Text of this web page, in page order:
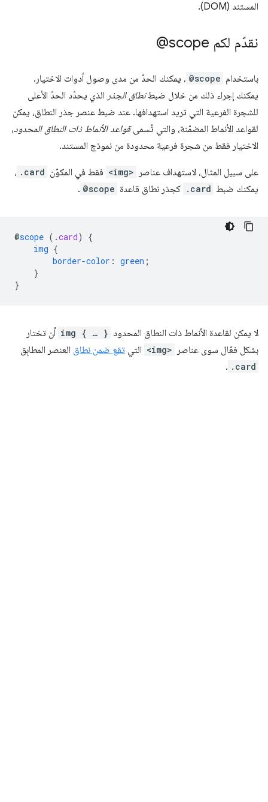
المستند (DOM).
نقدّم لكم ‎ @scope
باستخدام @scope ، يمكنك الحدّ من مدى وصول أدوات الاختيار.
يمكنك إجراء ذلك من خلال ضبطنطاق الجذر الذي يحدّد الحدّ الأعلى
للشجرة الفرعية التي تريد استهدافها. عند ضبط عنصر جذر النطاق، يمكن
لقواعد الأنماط المضمّنة، والتي تُسمىقواعد الأنماط ذات النطاق المحدود،
الاختيار فقط من شجرة فرعية محدودة من نموذج المستند.
على سبيل المثال، لاستهداف عناصر <img> فقط في المكوّن .card ،
يمكنك ضبط .card كجذر نطاق قاعدة @scope
.
@scope ( .card)
{
img {
border-color : green ;
}
}
لا يمكن لقاعدة الأنماط ذات النطاق المحدود img { … } أن تختار
بشكل فعّال سوى عناصر
<img> التي تقع ضمن نطاق العنصر المطابِق
.card
.